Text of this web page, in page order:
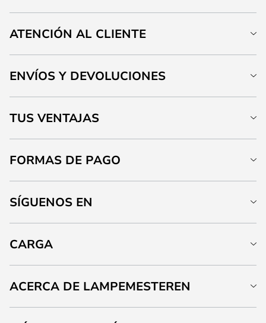
ATENCIÓN AL CLIENTE
ENVÍOS Y DEVOLUCIONES
TUS VENTAJAS
FORMAS DE PAGO
SÍGUENOS EN
CARGA
ACERCA DE LAMPEMESTEREN